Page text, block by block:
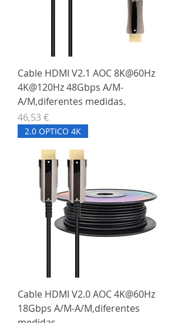
Cable HDMI V2.1 AOC 8K@60Hz
4K@120Hz 48Gbps A/M-
A/M,diferentes medidas.
Precio
46,53 €
2.0 OPTICO 4K
Cable HDMI V2.0 AOC 4K@60Hz
18Gbps A/M-A/M,diferentes